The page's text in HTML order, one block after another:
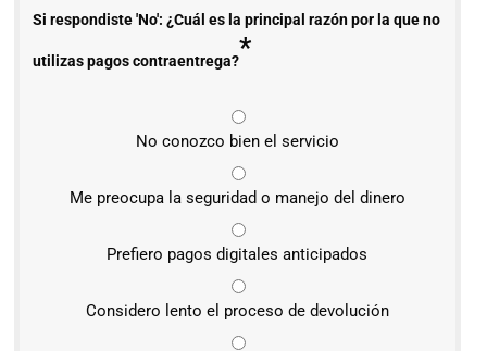
Si respondiste 'No': ¿Cuál es la principal razón por la que no
utilizas pagos contraentrega?*
No conozco bien el servicio
Me preocupa la seguridad o manejo del dinero
Prefiero pagos digitales anticipados
Considero lento el proceso de devolución